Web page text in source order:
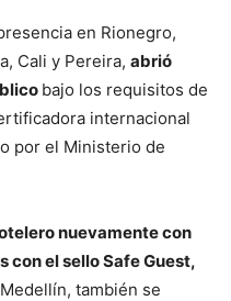
en Rionegro,
Cali y Pereira, abrió
bajo los requisitos de
internacional
por el Ministerio de
nuevamente con
el sello Safe Guest,
también se